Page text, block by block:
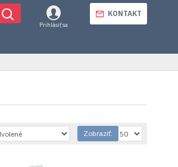
Prihlásiť sa
KONTAKT
Zobraziť: